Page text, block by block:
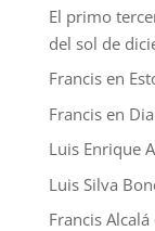
El primo
del sol de
Francisen
Francisen
Luis Enrique
Luis Silva
Francis Alcalá